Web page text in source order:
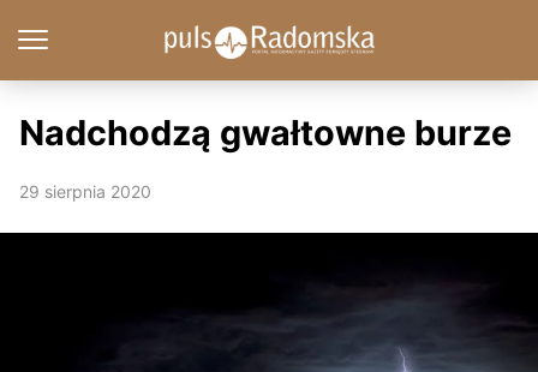
Nadchodzą gwałtowne burze
29 sierpnia 2020